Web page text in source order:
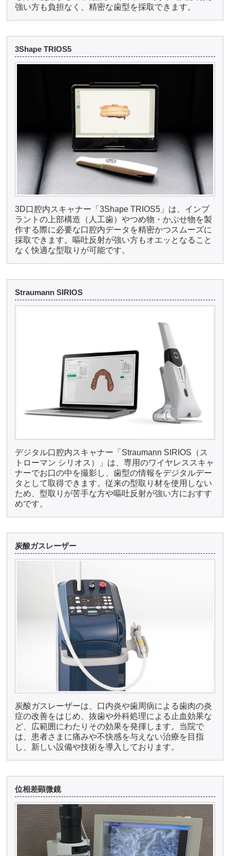
強い方も負担なく、精密な歯型を採取できます。
3Shape TRIOS5
3D口腔内スキャナー「3Shape TRIOS5」は、インプ
ラントの上部構造（人工歯）やつめ物・かぶせ物を製
作する際に必要な口腔内データを精密かつスムーズに
採取できます。嘔吐反射が強い方もオエッとなること
なく快適な型取りが可能です。
Straumann SIRIOS
デジタル口腔内スキャナー「Straumann SIRIOS（ス
トローマン シリオス）」は、専用のワイヤレススキャ
ナーでお口の中を撮影し、歯型の情報をデジタルデー
タとして取得できます。従来の型取り材を使用しない
ため、型取りが苦手な方や嘔吐反射が強い方におすす
めです。
炭酸ガスレーザー
炭酸ガスレーザーは、口内炎や歯周病による歯肉の炎
症の改善をはじめ、抜歯や外科処理による止血効果な
ど、広範囲にわたりその効果を発揮します。当院で
は、患者さまに痛みや不快感を与えない治療を目指
し、新しい設備や技術を導入しております。
位相差顕微鏡